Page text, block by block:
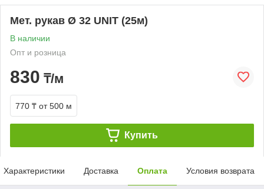
Мет. рукав Ø 32 UNIT (25м)
В наличии
Опт и розница
830 ₸/м
770 ₸ от 500 м
Купить
Характеристики Доставка Оплата Условия возврата